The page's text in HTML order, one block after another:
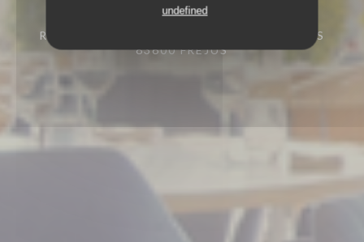
undefined
CUISINE AUTHENTIQUE ET GASTRO
REVISITÉE
415 AVENUE DE PORT FRÉJUS
83600 FRÉJUS